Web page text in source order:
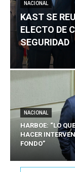
NACIONAL
KAST SE
ELECTO DE
SEGURIDAD
NACIONAL
HARBOE: “LO
HACER
FONDO”